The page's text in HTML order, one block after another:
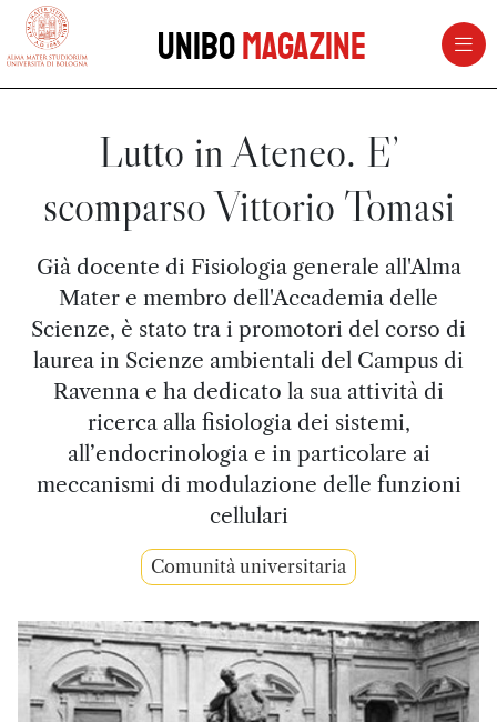
vai al contenuto della pagina
UniboMagazine
Lutto in Ateneo. E’
scomparso Vittorio Tomasi
Già docente di Fisiologia generale all'Alma
Mater e membro dell'Accademia delle
Scienze, è stato tra i promotori del corso di
laurea in Scienze ambientali del Campus di
Ravenna e ha dedicato la sua attività di
ricerca alla fisiologia dei sistemi,
all’endocrinologia e in particolare ai
meccanismi di modulazione delle funzioni
cellulari
Comunità universitaria